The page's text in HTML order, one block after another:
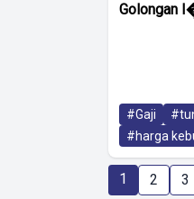
Golongan
#Gaji
#harga
1 2 3